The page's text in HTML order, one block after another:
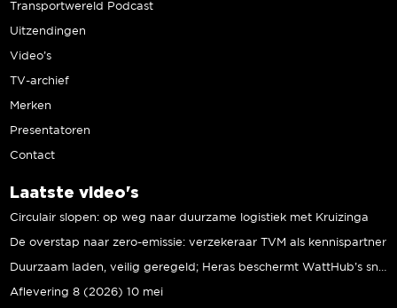
Transportwereld Podcast
Uitzendingen
Video’s
TV-archief
Merken
Presentatoren
Contact
Laatste video's
Circulair slopen: op weg naar duurzame logistiek met Kruizinga
De overstap naar zero-emissie: verzekeraar TVM als kennispartner
Aflevering 8 (2026) 10 mei